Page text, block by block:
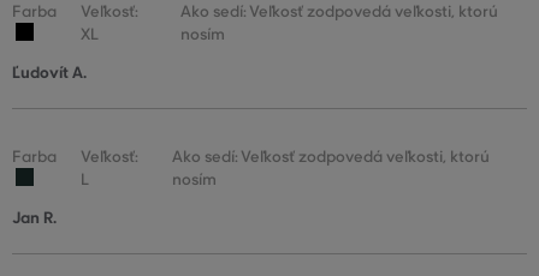
Farba
Veľkosť:
XL
Ako sedí: Veľkosť zodpovedá veľkosti, ktorú
nosím
Ľudovít A.
Farba
Veľkosť:
L
Ako sedí: Veľkosť zodpovedá veľkosti, ktorú
nosím
Jan R.